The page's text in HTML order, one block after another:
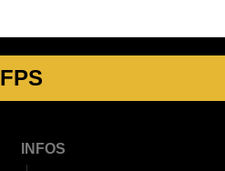
FPS
INFOS